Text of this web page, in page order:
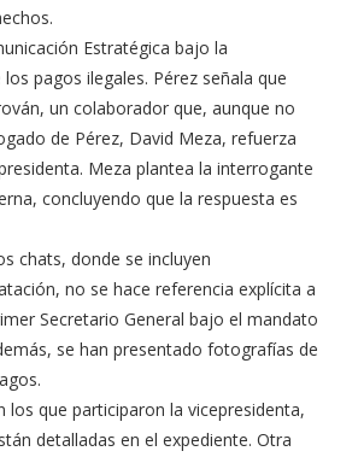
Estratégica bajo la
pagos ilegales. Pérez señala que
un colaborador que, aunque no
de Pérez, David Meza, refuerza
Meza plantea la interrogante
concluyendo que la respuesta es
chats, donde se incluyen
no se hace referencia explícita a
Secretario General bajo el mandato
se han presentado fotografías de
que participaron la vicepresidenta,
detalladas en el expediente. Otra